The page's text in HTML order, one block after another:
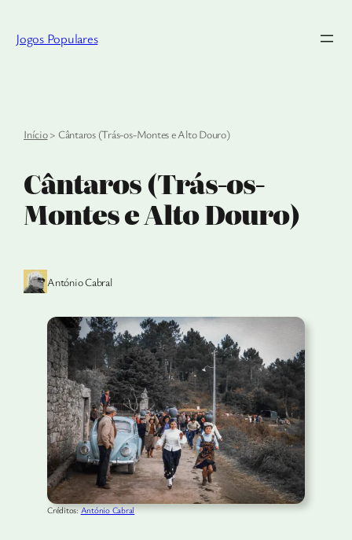
Jogos Populares
Início> Cântaros (Trás-os-Montes e Alto Douro)
Cântaros (Trás-os-
Montes e Alto Douro)
António Cabral
Créditos:António Cabral